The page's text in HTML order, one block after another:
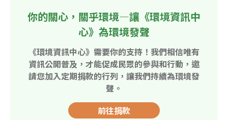
你的關心，關乎環境—讓《環境資訊中
心》為環境發聲
《環境資訊中心》需要你的支持！我們相信唯有
資訊公開普及，才能促成民眾的參與和行動，邀
請您加入定期捐款的行列，讓我們持續為環境發
聲。
前往捐款